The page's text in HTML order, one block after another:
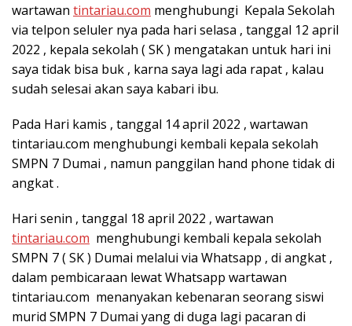
wartawan tintariau.com menghubungi Kepala Sekolah
via telpon seluler nya pada hari selasa , tanggal 12 april
2022 , kepala sekolah ( SK ) mengatakan untuk hari ini
saya tidak bisa buk , karna saya lagi ada rapat , kalau
sudah selesai akan saya kabari ibu.
Pada Hari kamis , tanggal 14 april 2022 , wartawan
tintariau.com menghubungi kembali kepala sekolah
SMPN 7 Dumai , namun panggilan hand phone tidak di
angkat .
Hari senin , tanggal 18 april 2022 , wartawan
tintariau.com menghubungi kembali kepala sekolah
SMPN 7 ( SK ) Dumai melalui via Whatsapp , di angkat ,
dalam pembicaraan lewat Whatsapp wartawan
tintariau.com menanyakan kebenaran seorang siswi
murid SMPN 7 Dumai yang di duga lagi pacaran di